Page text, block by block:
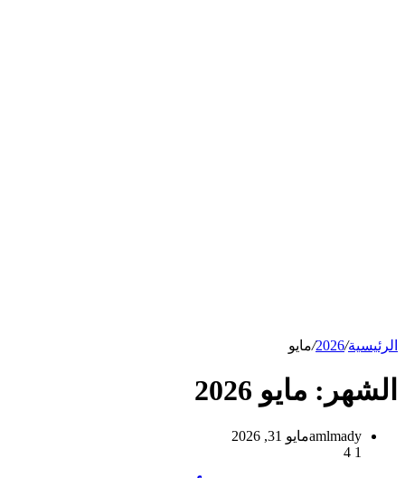
الرئيسية/
2026
/مايو
الشهر: مايو 2026
amlmadyمايو 31, 2026
1